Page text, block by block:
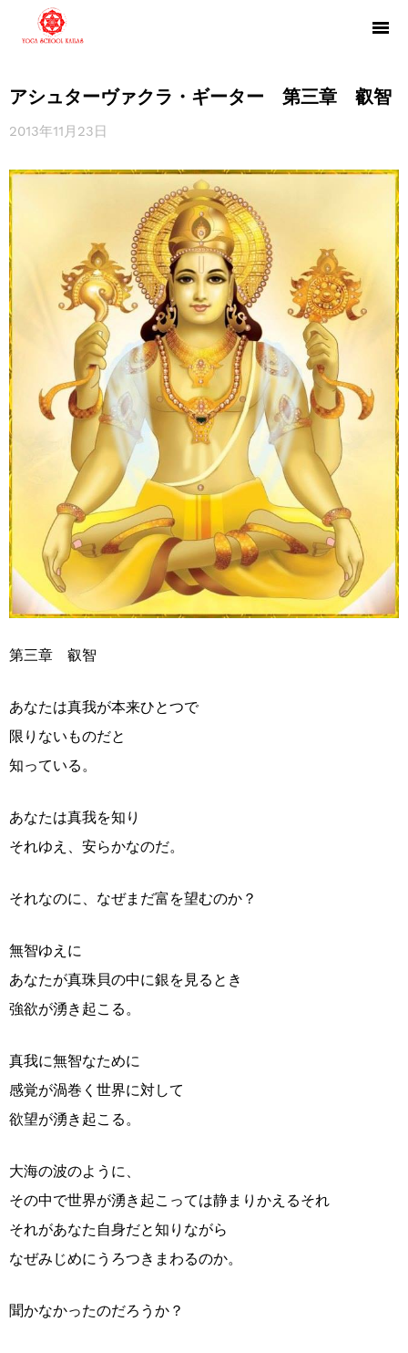
アシュターヴァクラ・ギーター 第三章 叡智
2013年11月23日
第三章 叡智
あなたは真我が本来ひとつで
限りないものだと
知っている。
あなたは真我を知り
それゆえ、安らかなのだ。
それなのに、なぜまだ富を望むのか？
無智ゆえに
あなたが真珠貝の中に銀を見るとき
強欲が湧き起こる。
真我に無智なために
感覚が渦巻く世界に対して
欲望が湧き起こる。
大海の波のように、
その中で世界が湧き起こっては静まりかえるそれ
それがあなた自身だと知りながら
なぜみじめにうろつきまわるのか。
聞かなかったのだろうか？